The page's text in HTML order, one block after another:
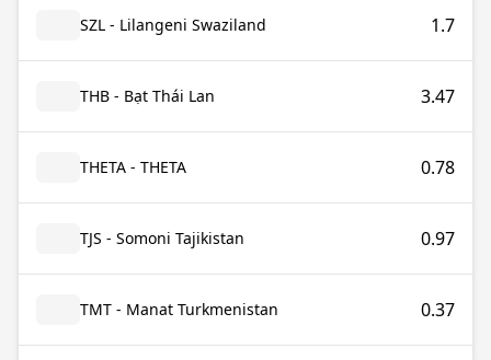
SZL - Lilangeni Swaziland 1.7
THB - Bạt Thái Lan 3.47
THETA - THETA 0.78
TJS - Somoni Tajikistan 0.97
TMT - Manat Turkmenistan 0.37